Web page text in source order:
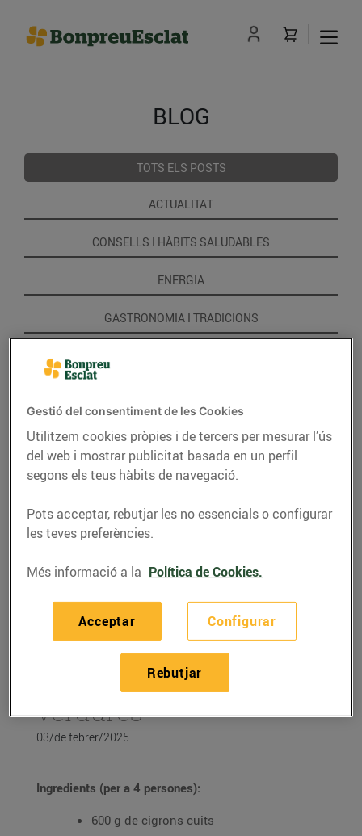
BLOG
TOTS ELS POSTS
ACTUALITAT
CONSELLS I HÀBITS SALUDABLES
ENERGIA
GASTRONOMIA I TRADICIONS
Hummus de pèsols i
menta per sucar amb
bastonets de pa i
verdures
03/de febrer/2025
Ingredients (per a 4 persones):
600 g de cigrons cuits
Gestió del consentiment de les Cookies
Utilitzem cookies pròpies i de tercers per mesurar l’ús
del web i mostrar publicitat basada en un perfil
segons els teus hàbits de navegació.
Pots acceptar, rebutjar les no essencials o configurar
les teves preferències.
Més informació a la Política de Cookies.
Configurar
Rebutjar
Acceptar